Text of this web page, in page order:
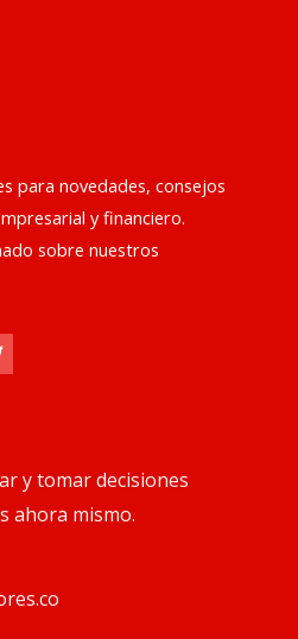
para novedades, consejos
y financiero.
sobre nuestros
y tomar decisiones
ahora mismo.